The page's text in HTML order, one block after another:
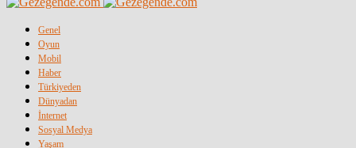
Genel
Oyun
Mobil
Haber
Türkiyeden
Dünyadan
İnternet
Sosyal Medya
Yaşam